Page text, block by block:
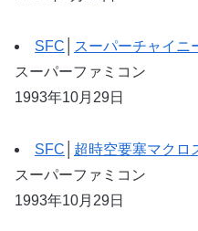
SFC
スーパーチャイニ
スーパーファミコン
1993年10月29日
SFC
超時空要塞マクロ
スーパーファミコン
1993年10月29日